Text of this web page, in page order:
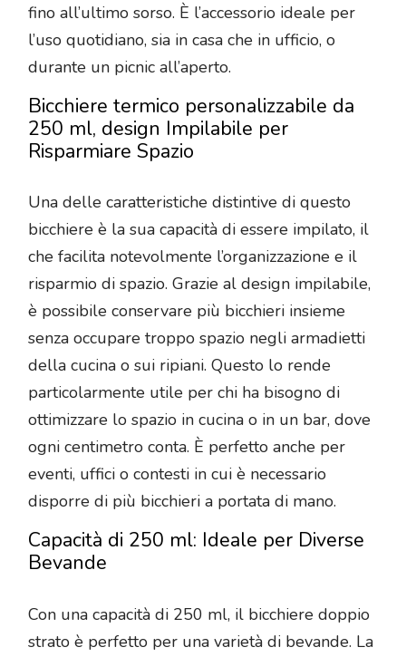
fino all’ultimo sorso. È l’accessorio ideale per
l’uso quotidiano, sia in casa che in ufficio, o
durante un picnic all’aperto.
Bicchiere termico personalizzabile da
250 ml, design Impilabile per
Risparmiare Spazio
Una delle caratteristiche distintive di questo
bicchiere è la sua capacità di essere impilato, il
che facilita notevolmente l’organizzazione e il
risparmio di spazio. Grazie al design impilabile,
è possibile conservare più bicchieri insieme
senza occupare troppo spazio negli armadietti
della cucina o sui ripiani. Questo lo rende
particolarmente utile per chi ha bisogno di
ottimizzare lo spazio in cucina o in un bar, dove
ogni centimetro conta. È perfetto anche per
eventi, uffici o contesti in cui è necessario
disporre di più bicchieri a portata di mano.
Capacità di 250 ml: Ideale per Diverse
Bevande
Con una capacità di 250 ml, il bicchiere doppio
strato è perfetto per una varietà di bevande. La